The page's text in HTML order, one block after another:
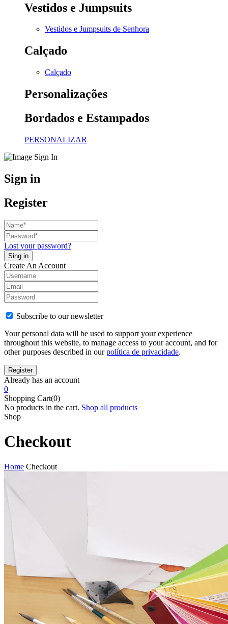
Vestidos e Jumpsuits
Vestidos e Jumpsuits de Senhora
Calçado
Calçado
Personalizações
Bordados e Estampados
PERSONALIZAR
Sign in
Register
Lost your password?
Create An Account
Subscribe to our newsletter
Your personal data will be used to support your experience
throughout this website, to manage access to your account, and for
other purposes described in ourpolítica de privacidade.
Already has an account
0
Shopping Cart(0)
No products in the cart. Shop all products
Shop
Checkout
Home Checkout